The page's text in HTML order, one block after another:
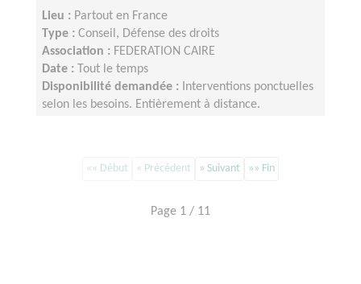
Lieu : Partout en France
Type : Conseil, Défense des droits
Association : FEDERATION CAIRE
Date :
Tout le temps
Disponibilité demandée :
Interventions ponctuelles
selon les besoins. Entièrement à distance.
«« Début « Précédent » Suivant »» Fin
Page 1 / 11